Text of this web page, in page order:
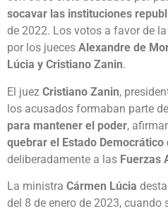
socavar las instituciones
de 2022. Los votos a favor de
por los jueces Alexandre de
Lúcia y Cristiano Zanin.
El juez Cristiano Zanin,
los acusados formaban parte
para mantener el poder,
quebrar el Estado Democrático
deliberadamente a las Fuerzas
La ministra Cármen Lúcia
del 8 de enero de 2023, cuando